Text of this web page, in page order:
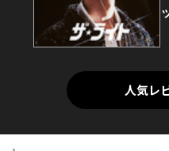
人気レ